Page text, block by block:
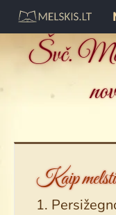
Skip
to
content
Maldos
Jėzaus malda
Švč.M. Marijai
Rožinis
Gailestingumas
Švč.
Kaip
1.